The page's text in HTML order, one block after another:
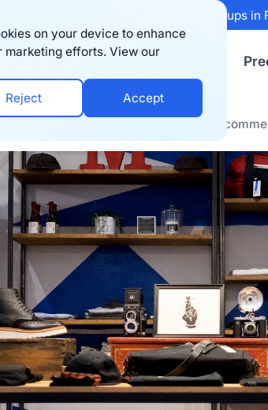
on your device to enhance
marketing efforts. View our
Reject Accept
joined Sifted's 100 fastest-growing startups
Recursos Empresa
eficazmente las devoluciones de e-